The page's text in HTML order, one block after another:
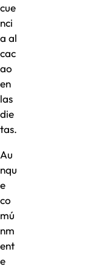
cue
nci
a al
cac
ao
en
las
die
tas.
Au
nqu
e
co
mú
nm
ent
e